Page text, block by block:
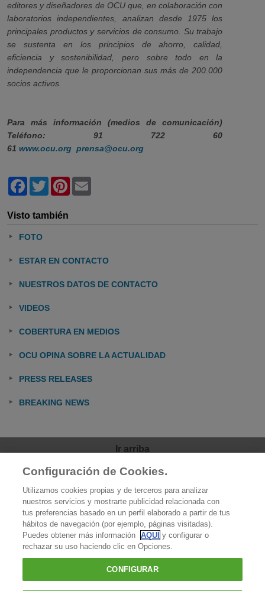
editores y diseñadores de OCU que, en colaboración con
laboratorios independientes, analizan desde 1975 los
principales productos y servicios de consumo. Su trabajo
se sustenta en los principios de ahorro, calidad,
eficiencia y sostenibilidad, pero sobre todo en la
independencia que le proporcionan sus más de 200.000
socios activos.
Para más información (medios de comunicación)
Teléfono: 91 722 60
61 www.ocu.org prensa@ocu.org
Facebook
TwitterPinterest
Visto también
FOTO
ESTAR EN CONTACTO
NUESTROS DATOS DE CONTACTO
VIDEOS
COBERTURA EN MEDIOS
OCU OPINA SOBRE LA ACTUALIDAD
PRESS RELEASES
BREAKING NEWS
Ir arriba
OCU
Quiénes somos
Qué hacemos
Contacto
Configuración de Cookies.
Utilizamos cookies propias y de terceros para analizar
nuestros servicios y mostrarte publicidad relacionada con
tus preferencias basado en un perfil elaborado a partir de tus
hábitos de navegación (por ejemplo, páginas visitadas).
Puedes obtener más información
AQUÍ y configurar o
rechazar su uso haciendo clic en Opciones.
CONFIGURAR